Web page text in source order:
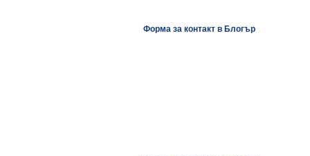
Форма за контакт в Блогър